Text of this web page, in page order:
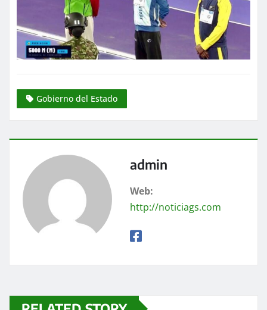
Gobierno del Estado
admin
Web:
http://noticiags.com